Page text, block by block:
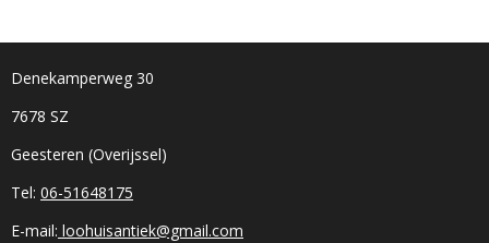
Denekamperweg 30
7678 SZ
Geesteren (Overijssel)
Tel: 06-51648175
E-mail: loohuisantiek@gmail.com